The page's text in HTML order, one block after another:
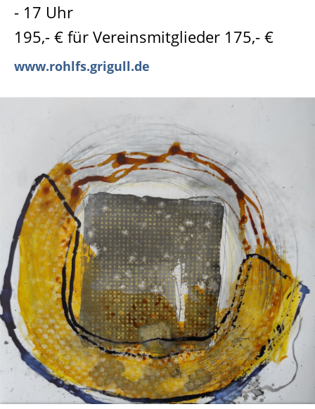
- 17 Uhr
195,- € für Vereinsmitglieder 175,- €
www.rohlfs.grigull.de